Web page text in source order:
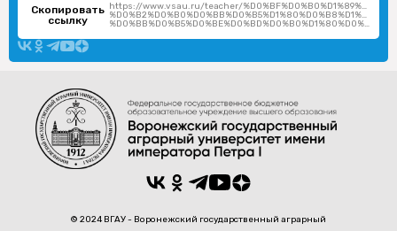
Скопировать
ссылку
https://www.vsau.ru/teacher/
%D0%B2%D0%B0%D0%BB%D0%B5%D1%80%D0%B8%D1%8F-
%D0%BB%D0%B5%D0%BE%D0%BD%D0%B0%D1%80%D0%B4%D0%BE%D0%B2%D0%BD%D0%B0/
© 2024 ВГАУ - Воронежский государственный аграрный